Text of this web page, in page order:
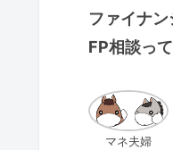
ファイナ
FP相談っ
マネ夫婦